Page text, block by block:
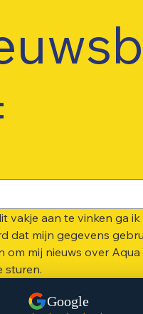
vakje aan te vinken ga ik
dat mijn gegevens
om mij nieuws over Aqua
Inschrijven